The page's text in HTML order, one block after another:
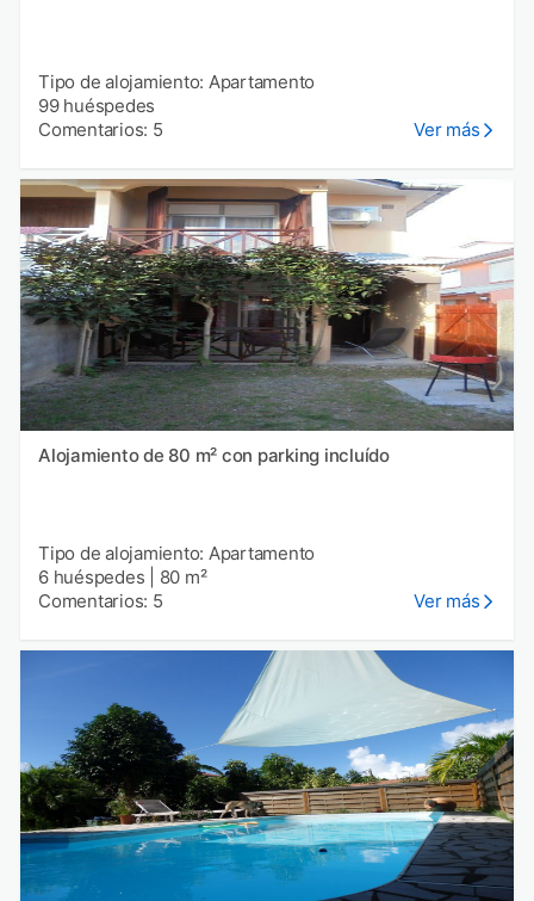
Tipo de alojamiento: Apartamento
99 huéspedes
Comentarios: 5
Ver más
Alojamiento de 80 m² con parking incluído
Tipo de alojamiento: Apartamento
6 huéspedes
80 m²
Comentarios: 5
Ver más